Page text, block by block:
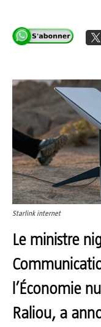
Starlink internet
Le ministre
l’Économie
Raliou, a